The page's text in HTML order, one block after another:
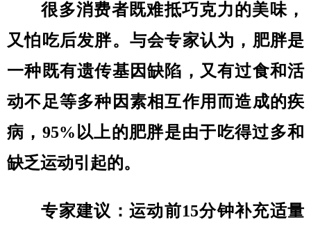
很多消费者既难抵巧克力的美味，
又怕吃后发胖。与会专家认为，肥胖是
一种既有遗传基因缺陷，又有过食和活
动不足等多种因素相互作用而造成的疾
病，95%以上的肥胖是由于吃得过多和
缺乏运动引起的。
专家建议：运动前15分钟补充适量